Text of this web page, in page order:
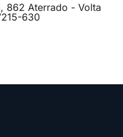
862 Aterrado - Volta
630